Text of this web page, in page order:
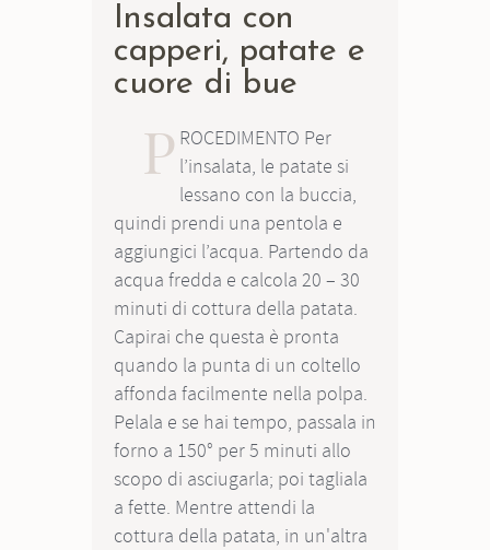
Insalata con
capperi, patate e
cuore di bue
P ROCEDIMENTO Per
l’insalata, le patate si
lessano con la buccia,
quindi prendi una pentola e
aggiungici l’acqua. Partendo da
acqua fredda e calcola 20 – 30
minuti di cottura della patata.
Capirai che questa è pronta
quando la punta di un coltello
affonda facilmente nella polpa.
Pelala e se hai tempo, passala in
forno a 150° per 5 minuti allo
scopo di asciugarla; poi tagliala
a fette. Mentre attendi la
cottura della patata, in un'altra